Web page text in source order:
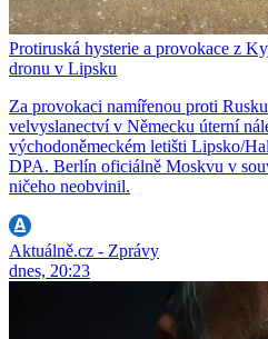
Protiruská hysterie a provokace z
dronu v Lipsku
Za provokaci namířenou proti
velvyslanectví v Německu úterní
východoněmeckém letišti Lipsko/
DPA. Berlín oficiálně Moskvu v
ničeho neobvinil.
Aktuálně.cz - Zprávy
dnes, 20:23